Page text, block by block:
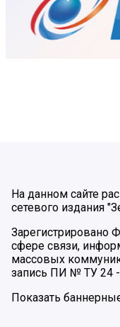
На данном сайте
сетевого издания
Зарегистрировано
сфере связи,
массовых
запись ПИ № ТУ 24 -
Показать